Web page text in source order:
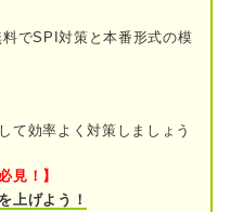
でSPI対策と本番形式の模
て効率よく対策しましょう
見！】
上げよう！